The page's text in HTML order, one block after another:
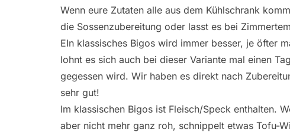
Wenn eure Zutaten alle aus dem Kühlschrank
die Sossenzubereitung oder lasst es bei
EIn klassisches Bigos wird immer besser, je öfter
lohnt es sich auch bei dieser Variante mal einen
gegessen wird. Wir haben es direkt nach
sehr gut!
Im klassischen Bigos ist Fleisch/Speck enthalten.
aber nicht mehr ganz roh, schnippelt etwas Tofu-